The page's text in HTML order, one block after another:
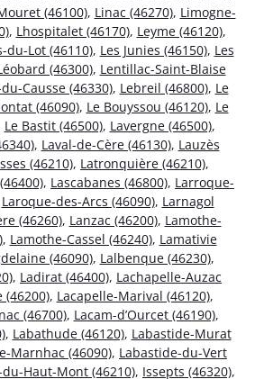
(46100), Linac (46270), Limogne-
, Lhospitalet (46170), Leyme (46120),
du-Lot (46110), Les Junies (46150), Les
(46300), Lentillac-Saint-Blaise
Causse (46330), Lebreil (46800), Le
(46090), Le Bouyssou (46120), Le
Le Bastit (46500), Lavergne (46500),
, Laval-de-Cère (46130), Lauzès
(46210), Latronquière (46210),
, Lascabanes (46800), Larroque-
Laroque-des-Arcs (46090), Larnagol
(46260), Lanzac (46200), Lamothe-
, Lamothe-Cassel (46240), Lamativie
(46090), Lalbenque (46230),
, Ladirat (46400), Lachapelle-Auzac
(46200), Lacapelle-Marival (46120),
(46700), Lacam-d’Ourcet (46190),
, Labathude (46120), Labastide-Murat
Marnhac (46090), Labastide-du-Vert
Haut-Mont (46210), Issepts (46320),